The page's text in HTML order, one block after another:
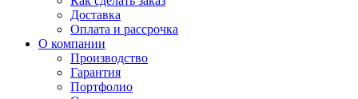
Доставка
Оплата и рассрочка
О компании
Производство
Гарантия
Портфолио